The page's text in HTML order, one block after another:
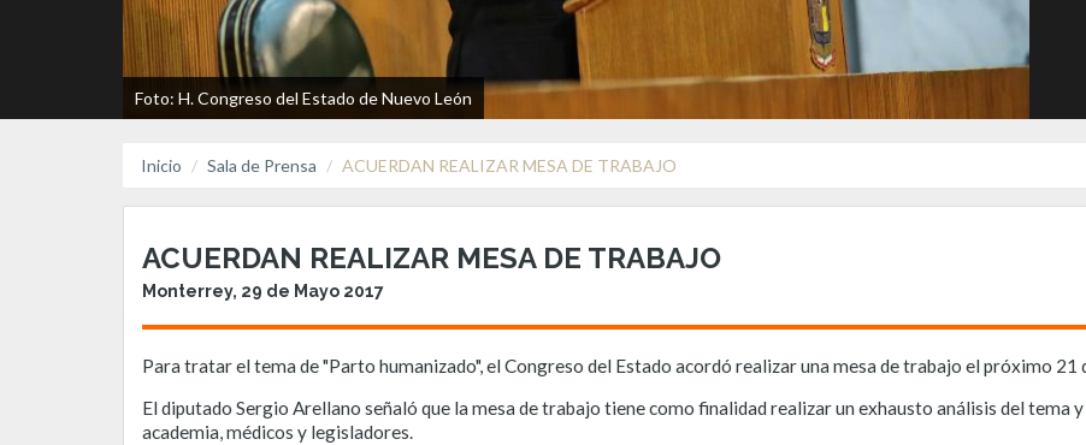
Foto: H. Congreso del Estado de Nuevo León
Inicio Sala de Prensa ACUERDAN REALIZAR MESA DE TRABAJO
ACUERDAN REALIZAR MESA DE TRABAJO
Monterrey, 29 de Mayo 2017
Para tratar el tema de "Parto humanizado", el Congreso del Estado acordó realizar una mesa de trabajo el próximo 21
El diputado Sergio Arellano señaló que la mesa de trabajo tiene como finalidad realizar un exhausto análisis del tema
academia, médicos y legisladores.